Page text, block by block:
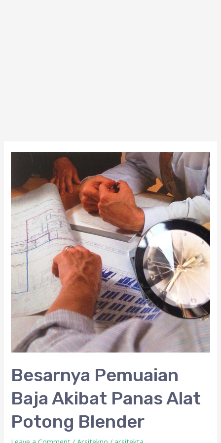
Besarnya Pemuaian
Baja Akibat Panas Alat
Potong Blender
Besarnya
Baja
Akibat
Panas
Alat
Potong
Blender